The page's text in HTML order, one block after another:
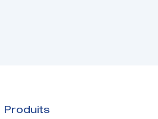
Produits